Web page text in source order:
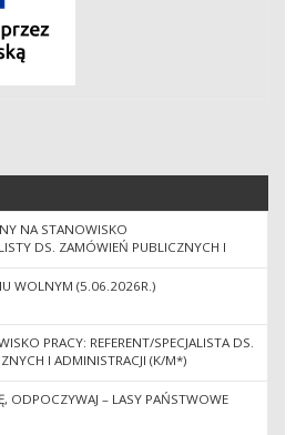
NA STANOWISKO
DS. ZAMÓWIEŃ PUBLICZNYCH I
WOLNYM (5.06.2026R.)
PRACY: REFERENT/SPECJALISTA DS.
I ADMINISTRACJI (K/M*)
ODPOCZYWAJ – LASY PAŃSTWOWE